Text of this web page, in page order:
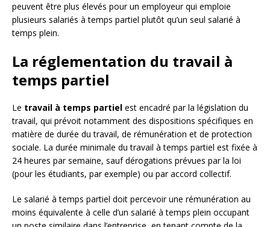
peuvent être plus élevés pour un employeur qui emploie
plusieurs salariés à temps partiel plutôt qu’un seul salarié à
temps plein.
La réglementation du travail à
temps partiel
Le travail à temps partiel est encadré par la législation du
travail, qui prévoit notamment des dispositions spécifiques en
matière de durée du travail, de rémunération et de protection
sociale. La durée minimale du travail à temps partiel est fixée à
24 heures par semaine, sauf dérogations prévues par la loi
(pour les étudiants, par exemple) ou par accord collectif.
Le salarié à temps partiel doit percevoir une rémunération au
moins équivalente à celle d’un salarié à temps plein occupant